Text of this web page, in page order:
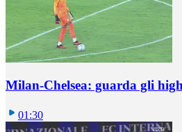
Milan-Chelsea: guarda gli
01:30